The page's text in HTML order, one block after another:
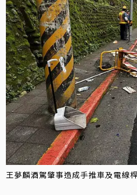
王夢麟酒駕肇事造成手推車及電線